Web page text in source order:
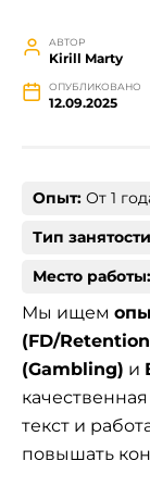
АВТОР
Kirill Marty
ОПУБЛИКОВАНО
12.09.2025
Опыт: От 1
Тип
Место работы:
Мы ищем
(FD/
(Gambling) и
текст и
повышать